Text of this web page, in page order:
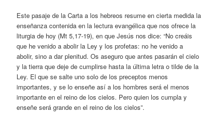
Este pasaje de la Carta a los hebreos resume en cierta medida la
enseñanza contenida en la lectura evangélica que nos ofrece la
liturgia de hoy (Mt 5,17-19), en que Jesús nos dice: “No creáis
que he venido a abolir la Ley y los profetas: no he venido a
abolir, sino a dar plenitud. Os aseguro que antes pasarán el cielo
y la tierra que deje de cumplirse hasta la última letra o tilde de la
Ley. El que se salte uno solo de los preceptos menos
importantes, y se lo enseñe así a los hombres será el menos
importante en el reino de los cielos. Pero quien los cumpla y
enseñe será grande en el reino de los cielos”.